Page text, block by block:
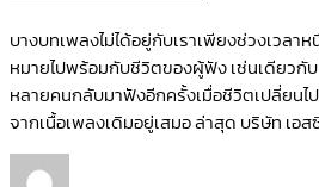
บางบทเพลงไม่ได้อยู่กับเราเพียงช่วงเวลา
หมายไปพร้อมกับชีวิตของผู้ฟัง เช่นเดียวกับ
หลายคนกลับมาฟังอีกครั้งเมื่อชีวิตเปลี่ยนไ
จากเนื้อเพลงเดิมอยู่เสมอ ล่าสุด บริษัท เอส